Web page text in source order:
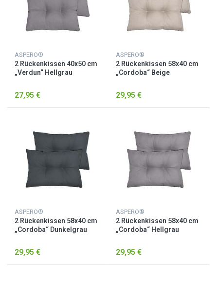
ASPERO®
2 Rückenkissen 40x50 cm
„Verdun“ Hellgrau
27,95 €
ASPERO®
2 Rückenkissen 58x40 cm
„Cordoba“ Beige
29,95 €
ASPERO®
2 Rückenkissen 58x40 cm
„Cordoba“ Dunkelgrau
29,95 €
ASPERO®
2 Rückenkissen 58x40 cm
„Cordoba“ Hellgrau
29,95 €